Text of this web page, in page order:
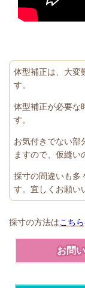
体型補正は、大変
す。
体型補正が必要な
す。
お気付きでない部
ますので、仮縫い
採寸の間違いも多
す。宜しくお願い
採寸の方法はこちら
お問